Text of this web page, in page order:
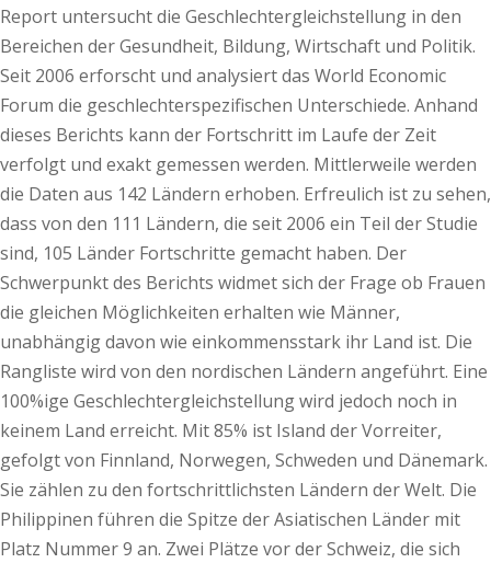
Report untersucht die Geschlechtergleichstellung in den
Bereichen der Gesundheit, Bildung, Wirtschaft und Politik.
Seit 2006 erforscht und analysiert das World Economic
Forum die geschlechterspezifischen Unterschiede. Anhand
dieses Berichts kann der Fortschritt im Laufe der Zeit
verfolgt und exakt gemessen werden. Mittlerweile werden
die Daten aus 142 Ländern erhoben. Erfreulich ist zu sehen,
dass von den 111 Ländern, die seit 2006 ein Teil der Studie
sind, 105 Länder Fortschritte gemacht haben. Der
Schwerpunkt des Berichts widmet sich der Frage ob Frauen
die gleichen Möglichkeiten erhalten wie Männer,
unabhängig davon wie einkommensstark ihr Land ist. Die
Rangliste wird von den nordischen Ländern angeführt. Eine
100%ige Geschlechtergleichstellung wird jedoch noch in
keinem Land erreicht. Mit 85% ist Island der Vorreiter,
gefolgt von Finnland, Norwegen, Schweden und Dänemark.
Sie zählen zu den fortschrittlichsten Ländern der Welt. Die
Philippinen führen die Spitze der Asiatischen Länder mit
Platz Nummer 9 an. Zwei Plätze vor der Schweiz, die sich